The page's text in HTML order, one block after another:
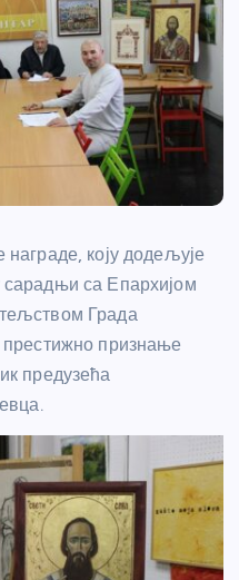
коју додељује
са Епархијом
Града
признање
предузећа